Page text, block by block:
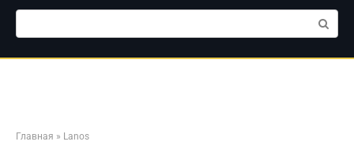
Поиск:
Главная » Lanos